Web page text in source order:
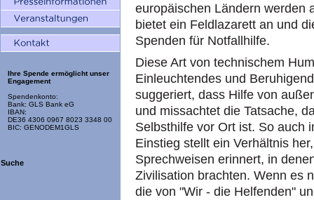
Ihre Spende ermöglicht unser
Engagement
Spendenkonto:
Bank: GLS Bank eG
IBAN:
DE36 4306 0967 8023 3348 00
BIC: GENODEM1GLS
Suche
europäischen Ländern werden
bietet ein Feldlazarett an und
Spenden für Notfallhilfe.
Diese Art von technischem
Einleuchtendes und
suggeriert, dass Hilfe von
und missachtet die Tatsache,
Selbsthilfe vor Ort ist. So auch
Einstieg stellt ein Verhältnis
Sprechweisen erinnert, in
Zivilisation brachten. Wenn es
die von "Wir - die Helfenden"